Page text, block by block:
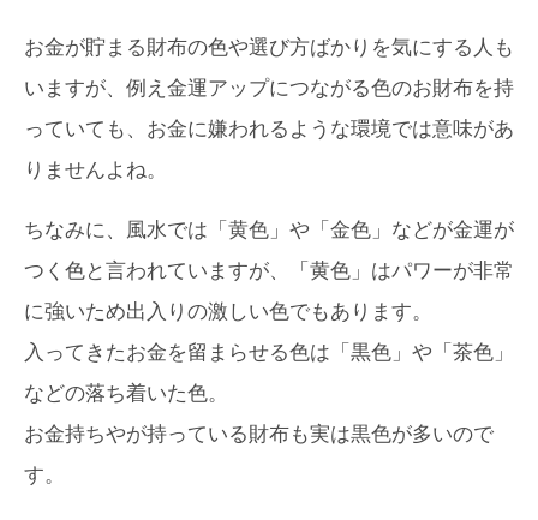
お金が貯まる財布の色や選び方ばかりを気にする人も
いますが、例え金運アップにつながる色のお財布を持
っていても、お金に嫌われるような環境では意味があ
りませんよね。
ちなみに、風水では「黄色」や「金色」などが金運が
つく色と言われていますが、「黄色」はパワーが非常
に強いため出入りの激しい色でもあります。
入ってきたお金を留まらせる色は「黒色」や「茶色」
などの落ち着いた色。
お金持ちやが持っている財布も実は黒色が多いので
す。